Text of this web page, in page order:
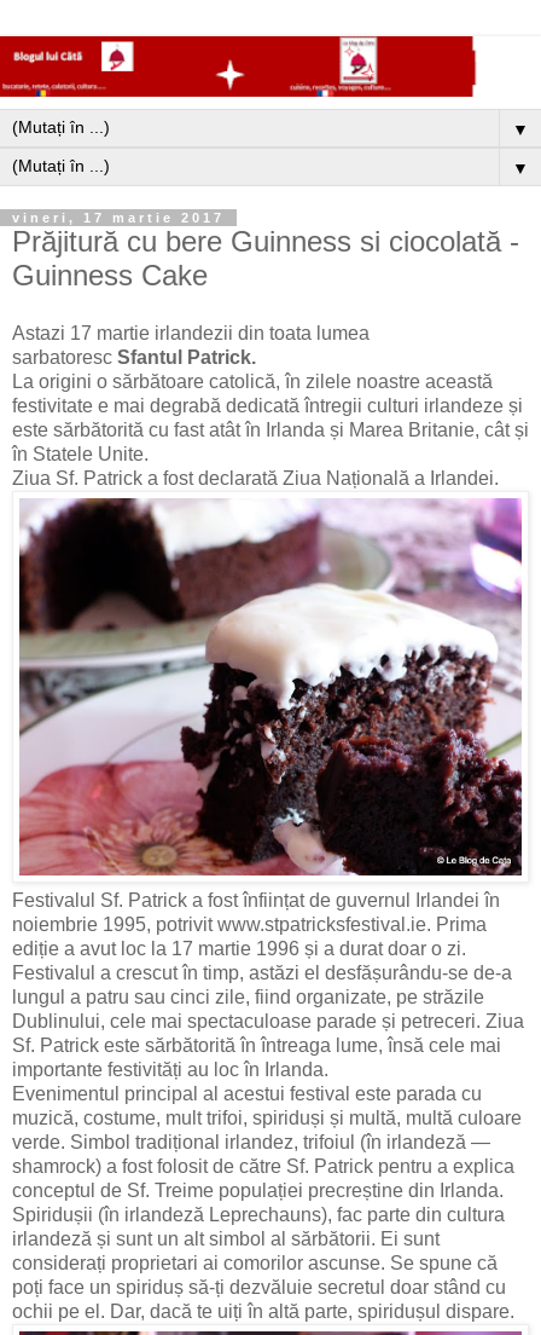
▼
▼
vineri, 17 martie 2017
Prăjitură cu bere Guinness si ciocolată -
Guinness Cake
Astazi 17 martie irlandezii din toata lumea
sarbatoresc Sfantul Patrick.
La origini o sărbătoare catolică, în zilele noastre această
festivitate e mai degrabă dedicată întregii culturi irlandeze și
este sărbătorită cu fast atât în Irlanda și Marea Britanie, cât și
în Statele Unite.
Ziua Sf. Patrick a fost declarată Ziua Națională a Irlandei.
Festivalul Sf. Patrick a fost înființat de guvernul Irlandei în
noiembrie 1995, potrivit www.stpatricksfestival.ie. Prima
ediție a avut loc la 17 martie 1996 și a durat doar o zi.
Festivalul a crescut în timp, astăzi el desfășurându-se de-a
lungul a patru sau cinci zile, fiind organizate, pe străzile
Dublinului, cele mai spectaculoase parade și petreceri. Ziua
Sf. Patrick este sărbătorită în întreaga lume, însă cele mai
importante festivități au loc în Irlanda.
Evenimentul principal al acestui festival este parada cu
muzică, costume, mult trifoi, spiriduși și multă, multă culoare
verde. Simbol tradițional irlandez, trifoiul (în irlandeză —
shamrock) a fost folosit de către Sf. Patrick pentru a explica
conceptul de Sf. Treime populației precreștine din Irlanda.
Spiridușii (în irlandeză Leprechauns), fac parte din cultura
irlandeză și sunt un alt simbol al sărbătorii. Ei sunt
considerați proprietari ai comorilor ascunse. Se spune că
poți face un spiriduș să-ți dezvăluie secretul doar stând cu
ochii pe el. Dar, dacă te uiți în altă parte, spiridușul dispare.